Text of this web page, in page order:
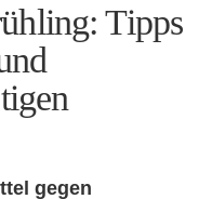
Tipps
gegen